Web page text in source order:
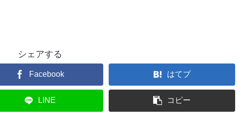
シェアする
Facebook はてブ
LINE コピー